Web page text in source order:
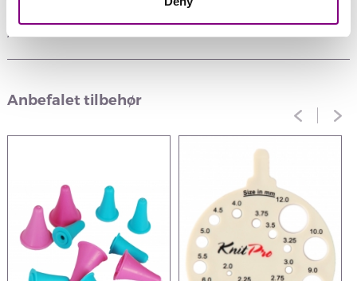
Anmeldelser
Anbefalet tilbehør